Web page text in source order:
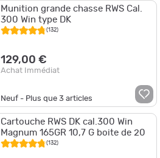
Munition grande chasse RWS Cal.
300 Win type DK
(132)
129,00 €
Achat Immédiat
Neuf - Plus que3 articles
Cartouche RWS DK cal.300 Win
Magnum 165GR 10,7 G boite de 20
(132)